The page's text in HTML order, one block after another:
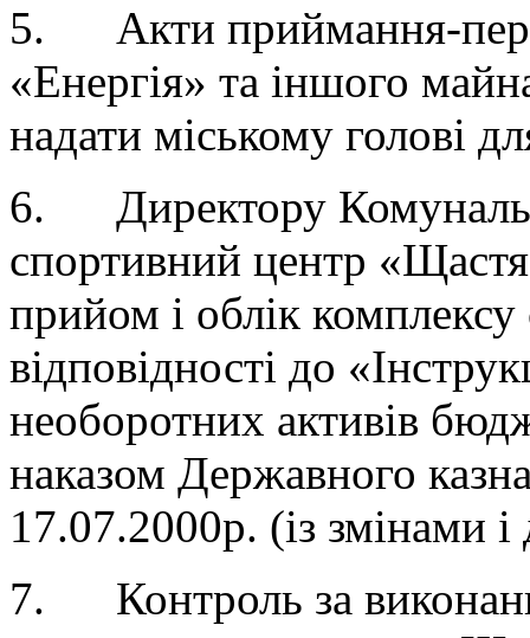
5. Акти приймання-
«Енергія» та іншого
надати міському голові
6. Директору
спортивний центр
прийом і облік
відповідності до
необоротних активів
наказом Державного
17.07.2000р. (із змінами
7. Контроль за